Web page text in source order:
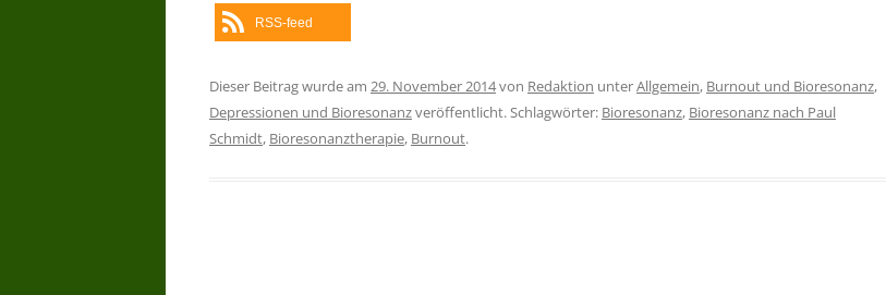
RSS-feed
Dieser Beitrag wurde am 29. November 2014von Redaktion unterAllgemein, Burnout und Bioresonanz,
Depressionen und Bioresonanzveröffentlicht. Schlagwörter: Bioresonanz, Bioresonanz nach Paul
Schmidt, Bioresonanztherapie, Burnout.